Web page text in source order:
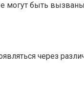
могут быть
через